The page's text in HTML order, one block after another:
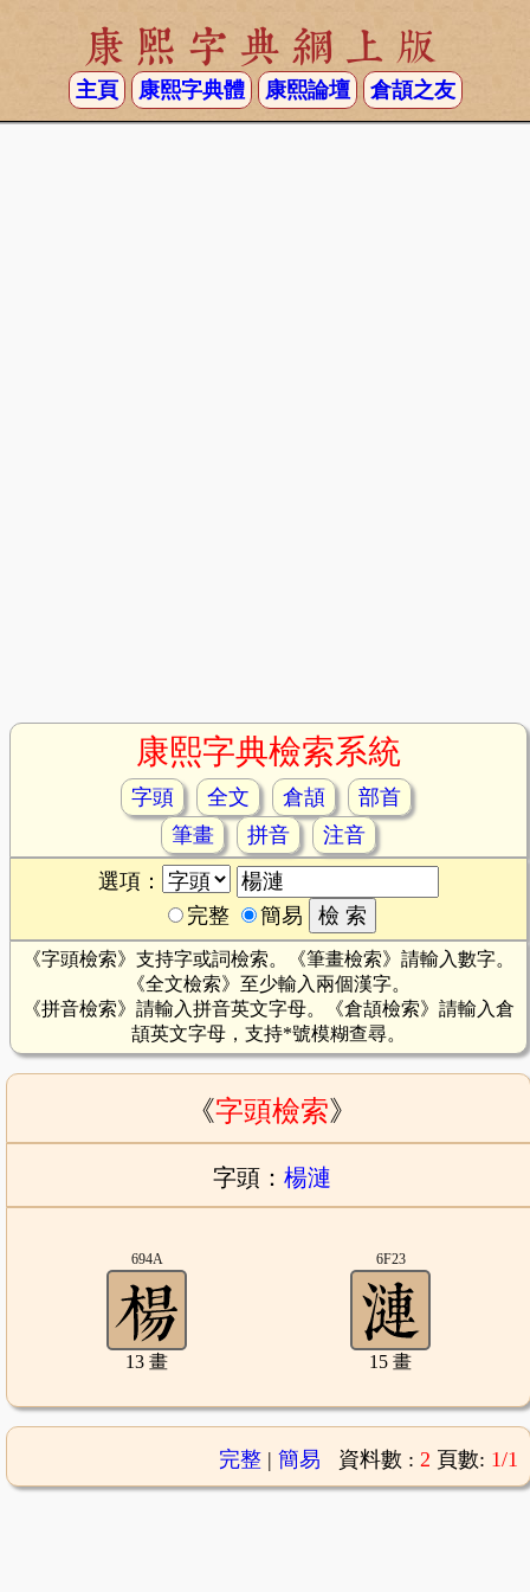
康熙字典網上版
主頁 康熙字典體 康熙論壇 倉頡之友
康熙字典檢索系統
字頭 全文 倉頡
部首
筆畫
拼音
注音
選項：
完整
簡易
《字頭檢索》支持字或詞檢索。《筆畫檢索》請輸入數字。
《全文檢索》至少輸入兩個漢字。
《拼音檢索》請輸入拼音英文字母。《倉頡檢索》請輸入倉
頡英文字母，支持*號模糊查尋。
《字頭檢索》
字頭： 楊漣
694A
13 畫
6F23
15 畫
完整| 簡易 資料數 : 2 頁數: 1/1